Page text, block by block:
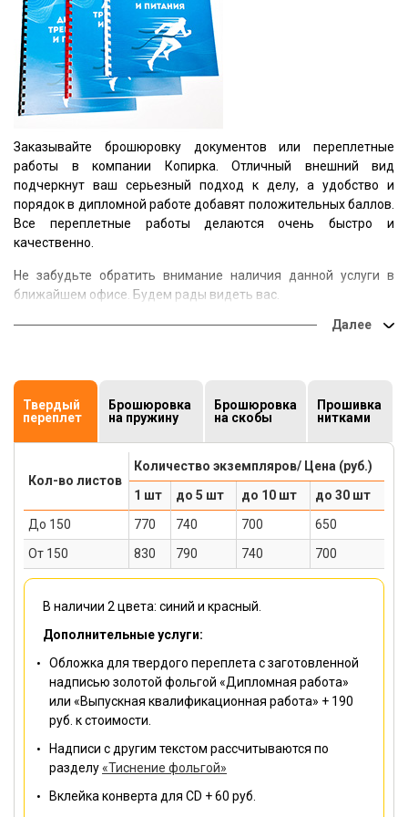
Заказывайте брошюровку документов или переплетные
работы в компании Копирка. Отличный внешний вид
подчеркнут ваш серьезный подход к делу, а удобство и
порядок в дипломной работе добавят положительных баллов.
Все переплетные работы делаются очень быстро и
качественно.
Не забудьте обратить внимание наличия данной услуги в
ближайшем офисе. Будем рады видеть вас.
Твердый
переплет
Брошюровка
на пружину
Брошюровка
на скобы
Прошивка
нитками
Кол-во листов
Количество экземпляров/ Цена (руб.)
1 шт
до 5 шт до 10 шт
до 30 шт
До 150
770 740 700
650
От 150
830 790 740 700
В наличии 2 цвета: синий и красный.
Дополнительные услуги:
Обложка для твердого переплета с заготовленной
надписью золотой фольгой «Дипломная работа»
или «Выпускная квалификационная работа» + 190
руб. к стоимости.
Надписи с другим текстом рассчитываются по
разделу«Тиснение фольгой»
Вклейка конверта для CD + 60 руб.